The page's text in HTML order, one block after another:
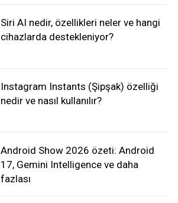
Siri AI nedir, özellikleri neler ve hangi
cihazlarda destekleniyor?
Instagram Instants (Şipşak) özelliği
nedir ve nasıl kullanılır?
Android Show 2026 özeti: Android
17, Gemini Intelligence ve daha
fazlası